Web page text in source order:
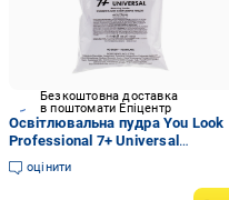
Безкоштовна доставка
в поштомати Епіцентр
Освітлювальна пудра You Look
Professional 7+ Universal
Bleaching Powder до 7 тонів 500 г
оцінити